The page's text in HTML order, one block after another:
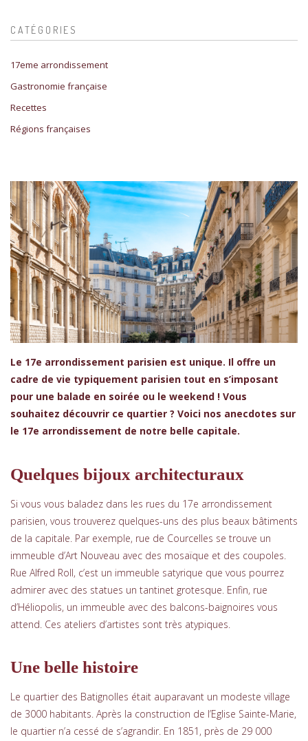
CATÉGORIES
17eme arrondissement
Gastronomie française
Recettes
Régions françaises
Le 17e arrondissement parisien est unique. Il offre un
cadre de vie typiquement parisien tout en s’imposant
pour une balade en soirée ou le weekend ! Vous
souhaitez découvrir ce quartier ? Voici nos anecdotes sur
le 17e arrondissement de notre belle capitale.
Quelques bijoux architecturaux
Si vous vous baladez dans les rues du 17e arrondissement
parisien, vous trouverez quelques-uns des plus beaux bâtiments
de la capitale. Par exemple, rue de Courcelles se trouve un
immeuble d’Art Nouveau avec des mosaïque et des coupoles.
Rue Alfred Roll, c’est un immeuble satyrique que vous pourrez
admirer avec des statues un tantinet grotesque. Enfin, rue
d’Héliopolis, un immeuble avec des balcons-baignoires vous
attend. Ces ateliers d’artistes sont très atypiques.
Une belle histoire
Le quartier des Batignolles était auparavant un modeste village
de 3000 habitants. Après la construction de l’Eglise Sainte-Marie,
le quartier n’a cessé de s’agrandir. En 1851, près de 29 000